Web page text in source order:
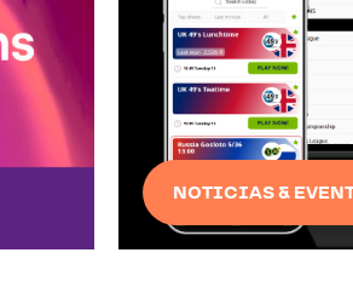
NOTICIAS &